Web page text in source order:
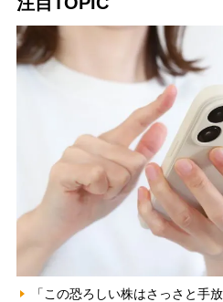
「この恐ろしい株はさっさと手